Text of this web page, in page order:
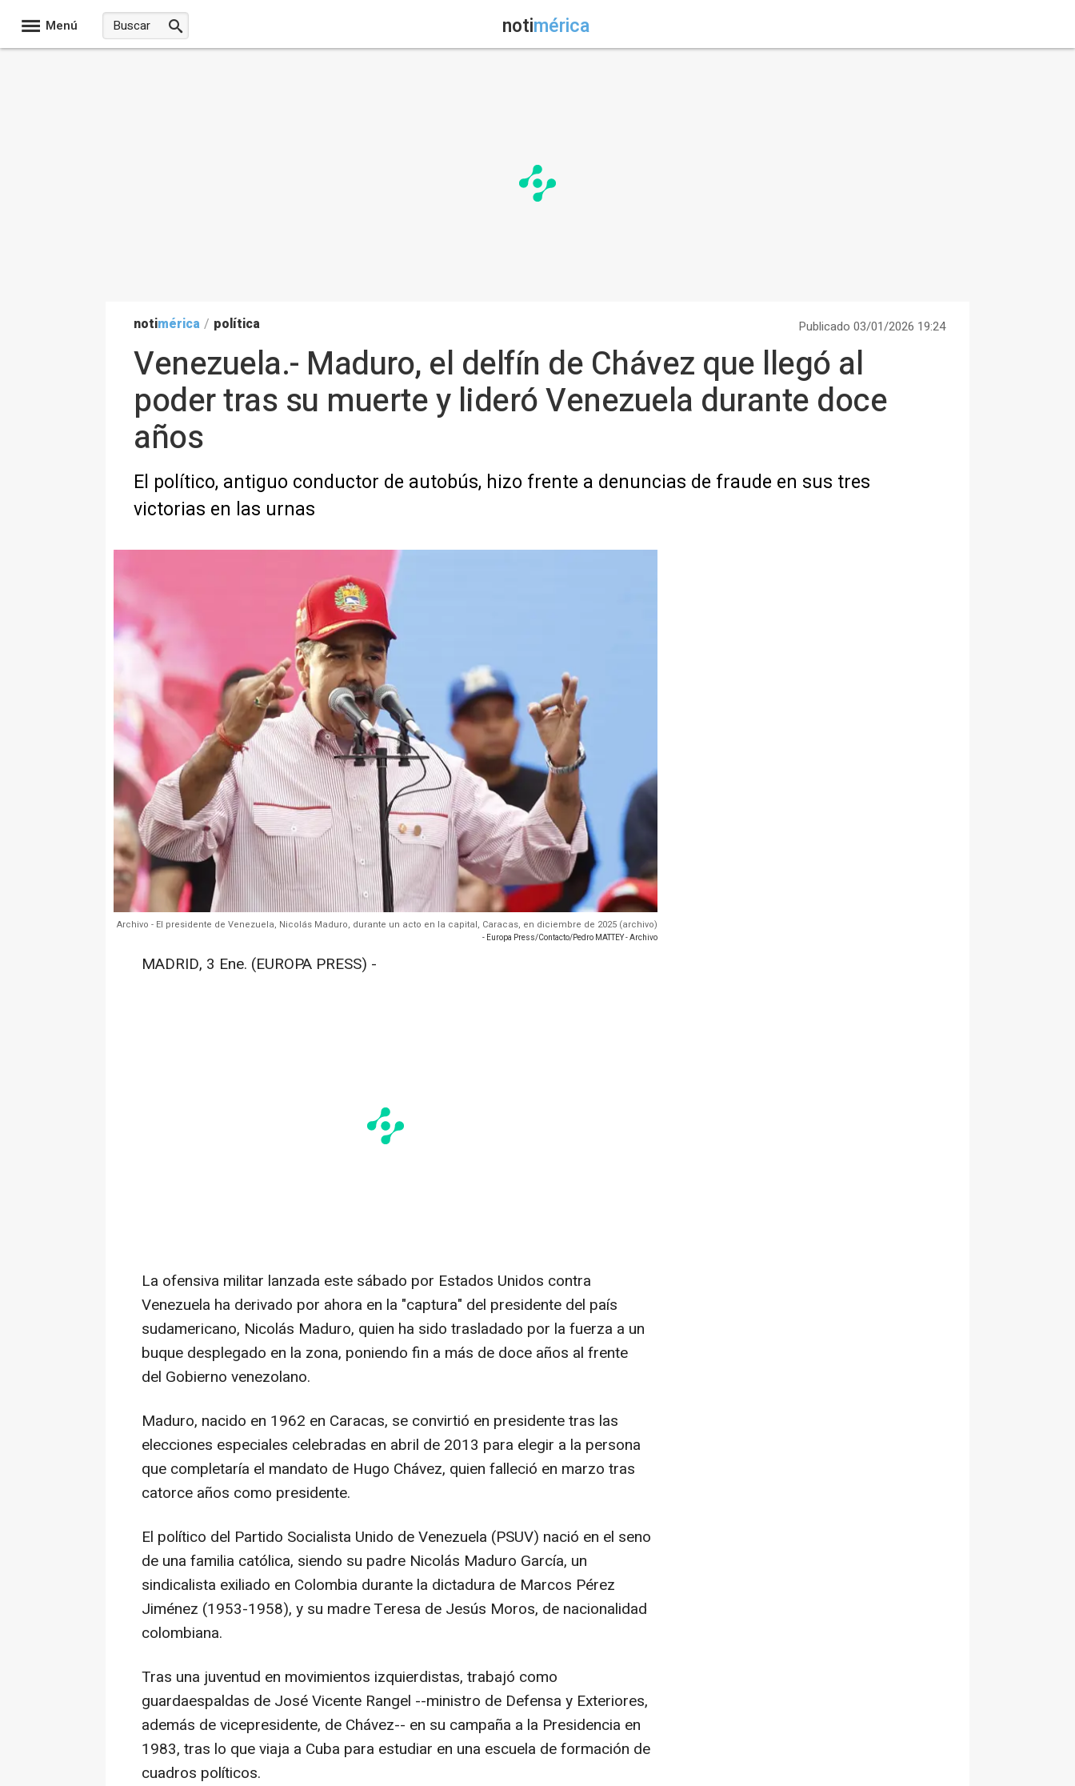
Menú notimérica
notimérica / política Publicado 03/01/2026 19:24
Venezuela.- Maduro, el delfín de Chávez que llegó al
poder tras su muerte y lideró Venezuela durante doce
años
El político, antiguo conductor de autobús, hizo frente a denuncias de fraude en sus tres
victorias en las urnas
Archivo - El presidente de Venezuela, Nicolás Maduro, durante un acto en la capital, Caracas, en diciembre de 2025 (archivo)
- Europa Press/Contacto/Pedro MATTEY - Archivo
MADRID, 3 Ene. (EUROPA PRESS) -
La ofensiva militar lanzada este sábado por Estados Unidos contra
Venezuela ha derivado por ahora en la "captura" del presidente del país
sudamericano, Nicolás Maduro, quien ha sido trasladado por la fuerza a un
buque desplegado en la zona, poniendo fin a más de doce años al frente
del Gobierno venezolano.
Maduro, nacido en 1962 en Caracas, se convirtió en presidente tras las
elecciones especiales celebradas en abril de 2013 para elegir a la persona
que completaría el mandato de Hugo Chávez, quien falleció en marzo tras
catorce años como presidente.
El político del Partido Socialista Unido de Venezuela (PSUV) nació en el seno
de una familia católica, siendo su padre Nicolás Maduro García, un
sindicalista exiliado en Colombia durante la dictadura de Marcos Pérez
Jiménez (1953-1958), y su madre Teresa de Jesús Moros, de nacionalidad
colombiana.
Tras una juventud en movimientos izquierdistas, trabajó como
guardaespaldas de José Vicente Rangel --ministro de Defensa y Exteriores,
además de vicepresidente, de Chávez-- en su campaña a la Presidencia en
1983, tras lo que viaja a Cuba para estudiar en una escuela de formación de
cuadros políticos.